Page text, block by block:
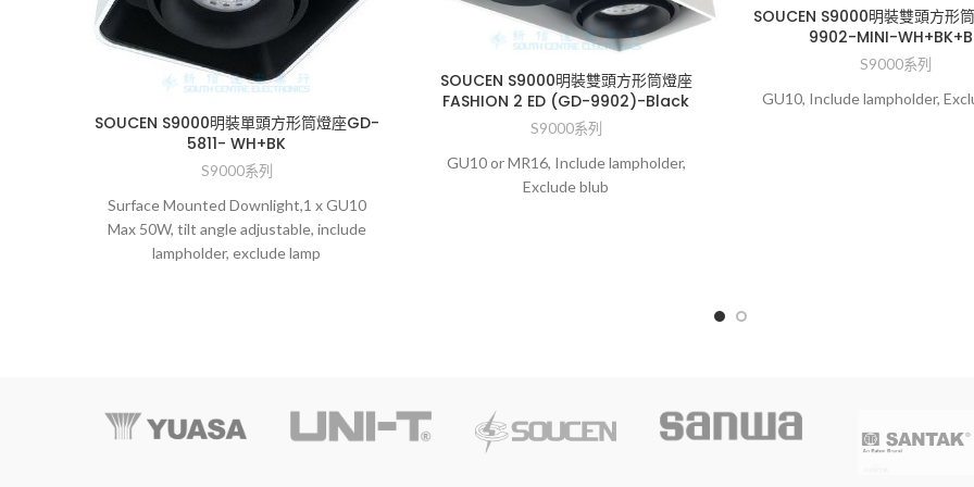
SOUCEN S9000明裝單頭方形筒燈座GD-
5811- WH+BK
S9000系列
Surface Mounted Downlight,1 x GU10
Max 50W, tilt angle adjustable, include
lampholder, exclude lamp
SOUCEN S9000明裝雙頭方形筒燈座
FASHION 2 ED (GD-9902)-Black
S9000系列
GU10 or MR16, Include lampholder,
Exclude blub
SOUCEN S9000明裝雙頭方形
9902-MINI-
S9000系列
GU10, Include lampholder,